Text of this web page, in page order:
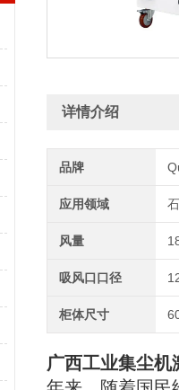
详情介绍
品牌
应用领域
风量
吸风口口径
柜体尺寸
广西工业集尘机